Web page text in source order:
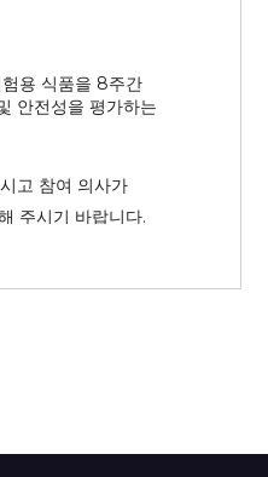
, 건조 및
있으며, 회복
생길 수
락될 수 있도록
.
.
합니다.
일정의 시간 및
니다. 방문일을
바랍니다.
작 전 서약서를
자체를 목적으로
부 관리 모두
짜 변경이
확인 후 신청해
용 식품을 8주간
안전성을 평가하는
고 참여 의사가
주시기 바랍니다.
전방문,채혈 및
금식 가능한 자
~ 29.9kg/m2